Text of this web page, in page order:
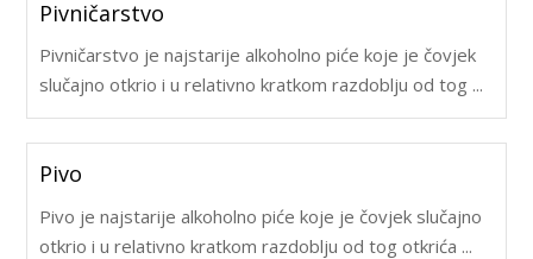
Pivničarstvo
Pivničarstvo je najstarije alkoholno piće koje je čovjek
slučajno otkrio i u relativno kratkom razdoblju od tog ...
Pivo
Pivo je najstarije alkoholno piće koje je čovjek slučajno
otkrio i u relativno kratkom razdoblju od tog otkrića ...